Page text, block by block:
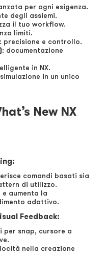
per ogni esigenza.
degli assiemi.
il tuo workflow.
limiti.
: precisione e controllo.
: documentazione
in NX.
in un unico
New NX
comandi basati sia
di utilizzo.
aumenta la
adattivo.
Feedback:
per snap, cursore a
nella creazione